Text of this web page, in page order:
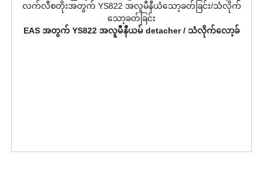
EAS အတွက် YS822 အလူမီနီယမ် detacher / သံလိုက်လော့ခ်